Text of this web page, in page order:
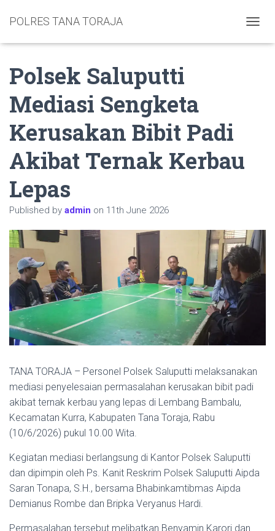
POLRES TANA TORAJA
Polsek Saluputti
Mediasi Sengketa
Kerusakan Bibit Padi
Akibat Ternak Kerbau
Lepas
Published by admin on 11th June 2026
TANA TORAJA – Personel Polsek Saluputti melaksanakan
mediasi penyelesaian permasalahan kerusakan bibit padi
akibat ternak kerbau yang lepas di Lembang Bambalu,
Kecamatan Kurra, Kabupaten Tana Toraja, Rabu
(10/6/2026) pukul 10.00 Wita.
Kegiatan mediasi berlangsung di Kantor Polsek Saluputti
dan dipimpin oleh Ps. Kanit Reskrim Polsek Saluputti Aipda
Saran Tonapa, S.H., bersama Bhabinkamtibmas Aipda
Demianus Rombe dan Bripka Veryanus Hardi.
Permasalahan tersebut melibatkan Benyamin Karori dan